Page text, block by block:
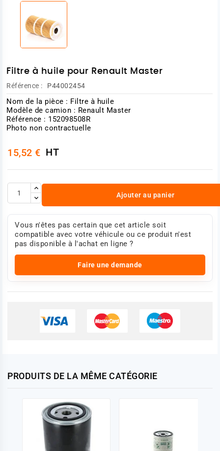
Filtre à huile pour Renault Master
Référence : P44002454
Nom de la pièce : Filtre à huile
Modèle de camion : Renault Master
Référence : 152098508R
Photo non contractuelle
15,52 € HT
Ajouter au panier
Vous n'êtes pas certain que cet article soit
compatible avec votre véhicule ou ce produit n'est
pas disponible à l'achat en ligne ?
Faire une demande
PRODUITS DE LA MÊME CATÉGORIE